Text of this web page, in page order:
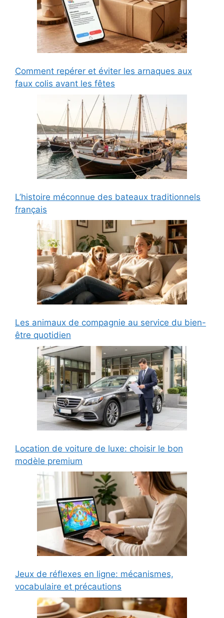
Comment repérer et éviter les arnaques aux
faux colis avant les fêtes
L’histoire méconnue des bateaux traditionnels
français
Les animaux de compagnie au service du bien-
être quotidien
Location de voiture de luxe: choisir le bon
modèle premium
Jeux de réflexes en ligne: mécanismes,
vocabulaire et précautions